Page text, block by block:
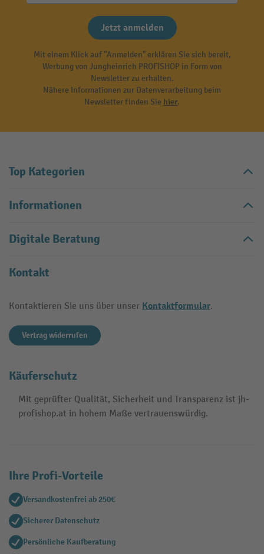
Jetzt anmelden
Mit einem Klick auf "Anmelden" erklären Sie sich bereit,
Werbung von Jungheinrich PROFISHOP in Form von
Newsletter zu erhalten.
Nähere Informationen zur Datenverarbeitung beim
Newsletter finden Sie hier.
Top Kategorien
Informationen
Digitale Beratung
Kontakt
Kontaktieren Sie uns über unser Kontaktformular.
Vertrag widerrufen
Käuferschutz
Mit geprüfter Qualität, Sicherheit und Transparenz ist jh-
profishop.at in hohem Maße vertrauenswürdig.
Ihre Profi-Vorteile
Versandkostenfrei ab 250€
Sicherer Datenschutz
Persönliche Kaufberatung